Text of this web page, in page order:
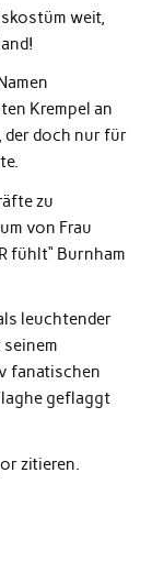
weit,
Krempel an
der doch nur für
zu
von Frau
fühlt“ Burnham
leuchtender
fanatischen
geflaggt
zitieren.